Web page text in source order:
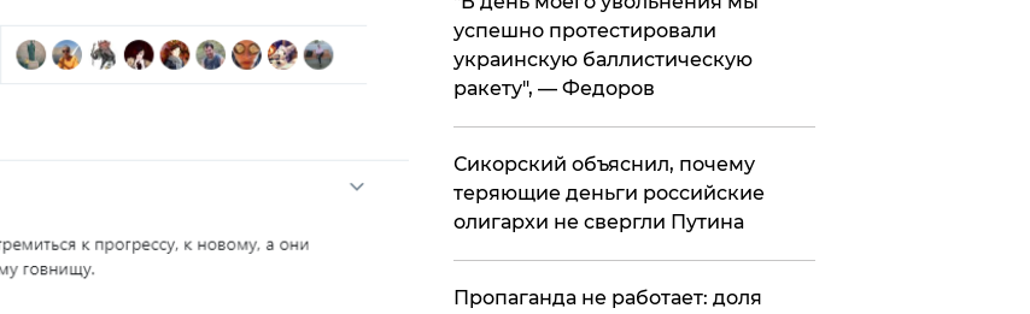
успешно протестировали
украинскую баллистическую
ракету", — Федоров
Сикорский объяснил, почему
теряющие деньги российские
олигархи не свергли Путина
​Пропаганда не работает: доля